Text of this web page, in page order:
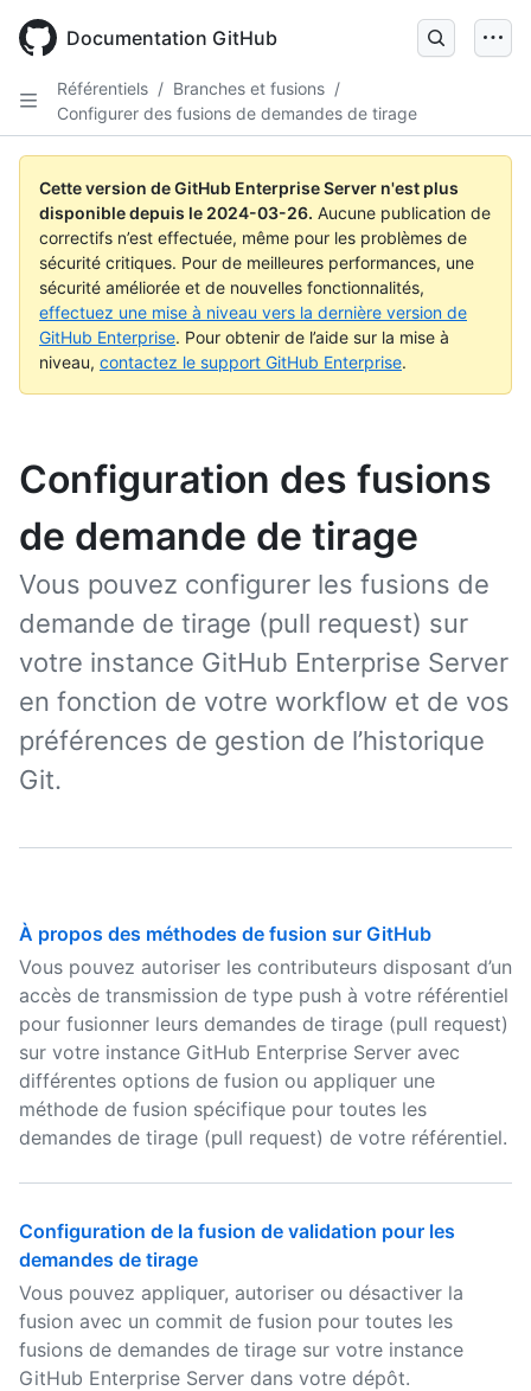
main
Documentation GitHub
Référentiels / Branches et fusions /
Configurer des fusions de demandes de tirage
Cette version de GitHub Enterprise Server n'est plus
disponible depuis le 2024-03-26. Aucune publication de
correctifs n’est effectuée, même pour les problèmes de
sécurité critiques. Pour de meilleures performances, une
sécurité améliorée et de nouvelles fonctionnalités,
effectuez une mise à niveau vers la dernière version de
GitHub Enterprise. Pour obtenir de l’aide sur la mise à
niveau, contactez le support GitHub Enterprise.
Configuration des fusions
de demande de tirage
Vous pouvez configurer les fusions de
demande de tirage (pull request) sur
votre instance GitHub Enterprise Server
en fonction de votre workflow et de vos
préférences de gestion de l’historique
Git.
À propos des méthodes de fusion sur GitHub
Vous pouvez autoriser les contributeurs disposant d’un
accès de transmission de type push à votre référentiel
pour fusionner leurs demandes de tirage (pull request)
sur votre instance GitHub Enterprise Server avec
différentes options de fusion ou appliquer une
méthode de fusion spécifique pour toutes les
demandes de tirage (pull request) de votre référentiel.
Configuration de la fusion de validation pour les
demandes de tirage
Vous pouvez appliquer, autoriser ou désactiver la
fusion avec un commit de fusion pour toutes les
fusions de demandes de tirage sur votre instance
GitHub Enterprise Server dans votre dépôt.